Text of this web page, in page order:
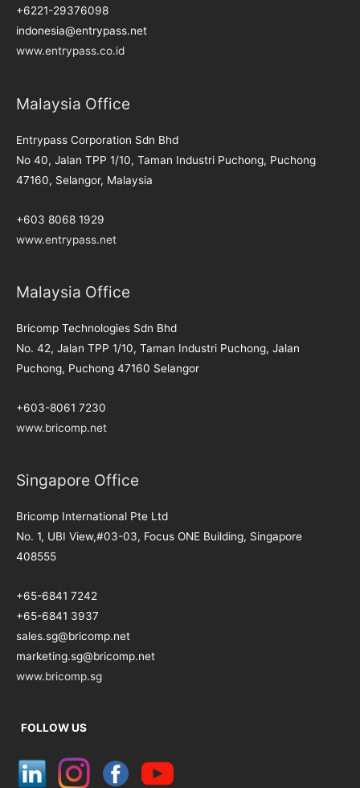
+6221-29376098
indonesia@entrypass.net
www.entrypass.co.id
Malaysia Office
Entrypass Corporation Sdn Bhd
No 40, Jalan TPP 1/10, Taman Industri Puchong, Puchong
47160, Selangor, Malaysia
+603 8068 1929
www.entrypass.net
Malaysia Office
Bricomp Technologies Sdn Bhd
No. 42, Jalan TPP 1/10, Taman Industri Puchong, Jalan
Puchong, Puchong 47160 Selangor
+603-8061 7230
www.bricomp.net
Singapore Office
Bricomp International Pte Ltd
No. 1, UBI View,#03-03, Focus ONE Building, Singapore
408555
+65-6841 7242
+65-6841 3937
sales.sg@bricomp.net
marketing.sg@bricomp.net
www.bricomp.sg
FOLLOW US